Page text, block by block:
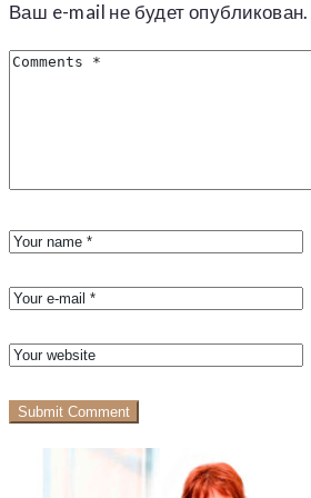
Ваш e-mail не будет опубликован.